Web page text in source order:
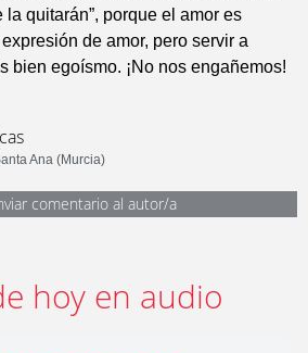
la quitarán”, porque el amor es
de amor, pero servir a
bien egoísmo. ¡No nos engañemos!
Ana (Murcia)
comentario al autor/a
hoy en audio